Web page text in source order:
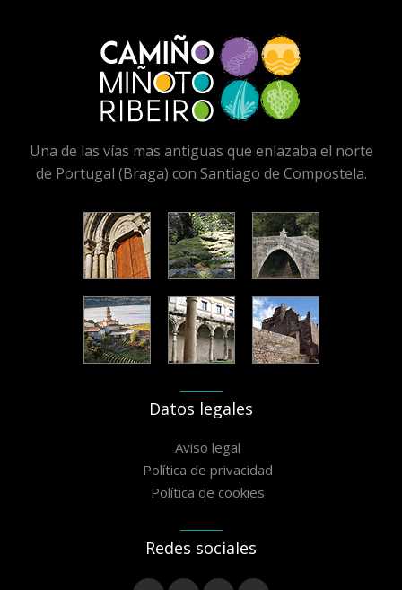
Una de las vías mas antiguas que enlazaba el norte
de Portugal (Braga) con Santiago de Compostela.
Datos legales
Aviso legal
Política de privacidad
Política de cookies
Redes sociales